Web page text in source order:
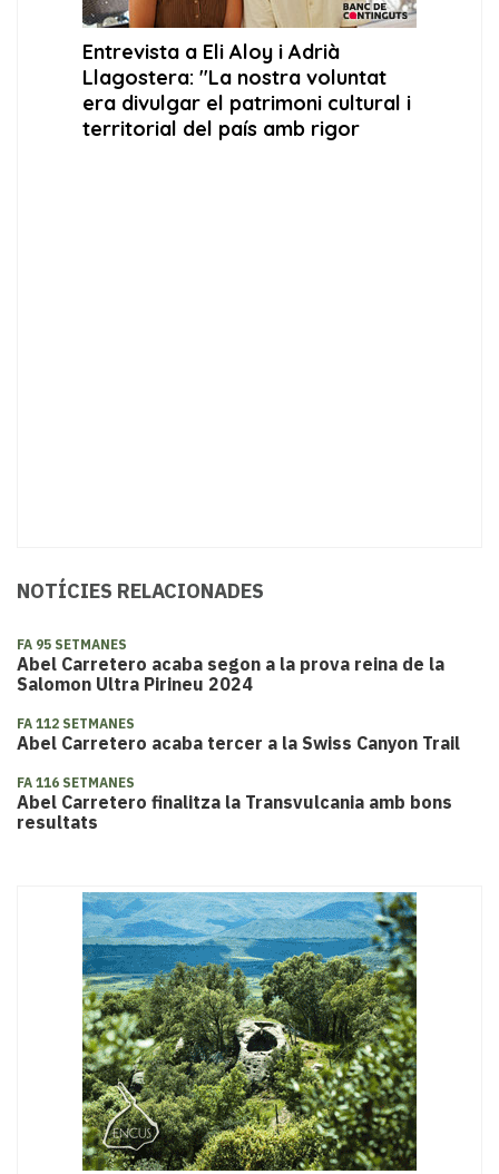
NOTÍCIES RELACIONADES
FA 95 SETMANES
Abel Carretero acaba segon a la prova reina de la
Salomon Ultra Pirineu 2024
FA 112 SETMANES
Abel Carretero acaba tercer a la Swiss Canyon Trail
FA 116 SETMANES
Abel Carretero finalitza la Transvulcania amb bons
resultats